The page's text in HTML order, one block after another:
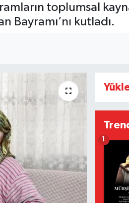
toplumsal
kutladı.
1